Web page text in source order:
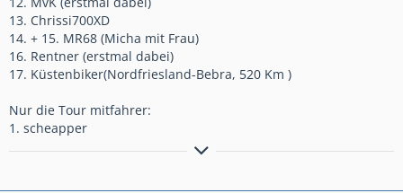
13. Chrissi700XD
14. + 15. MR68 (Micha mit Frau)
16. Rentner (erstmal dabei)
17. Küstenbiker(Nordfriesland-Bebra, 520 Km )
Nur die Tour mitfahrer:
1. scheapper
MOIN u. Zack Ahoi...!!!